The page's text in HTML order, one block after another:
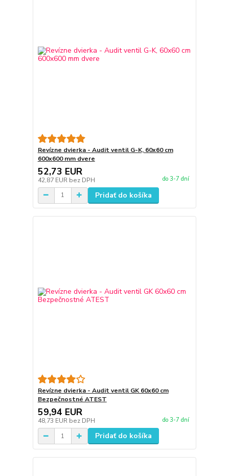
Revízne dvierka - Audit ventil G-K, 60x60 cm
600x600 mm dvere
52,73 EUR
42,87 EUR bez DPH do 3-7 dní
Pridať do košíka
Revízne dvierka - Audit ventil GK 60x60 cm
Bezpečnostné ATEST
59,94 EUR
48,73 EUR bez DPH do 3-7 dní
Pridať do košíka